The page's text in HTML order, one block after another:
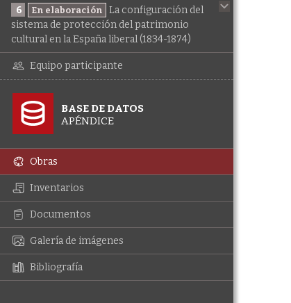
6 En elaboración
La configuración del
sistema de protección del patrimonio
cultural en la España liberal (1834-1874)
Equipo participante
BASE DE DATOS
APÉNDICE
Obras
Inventarios
Documentos
Galería de imágenes
Bibliografía